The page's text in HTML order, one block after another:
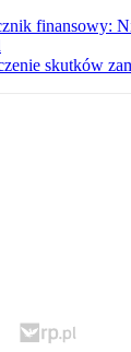
finansowy:
skutków